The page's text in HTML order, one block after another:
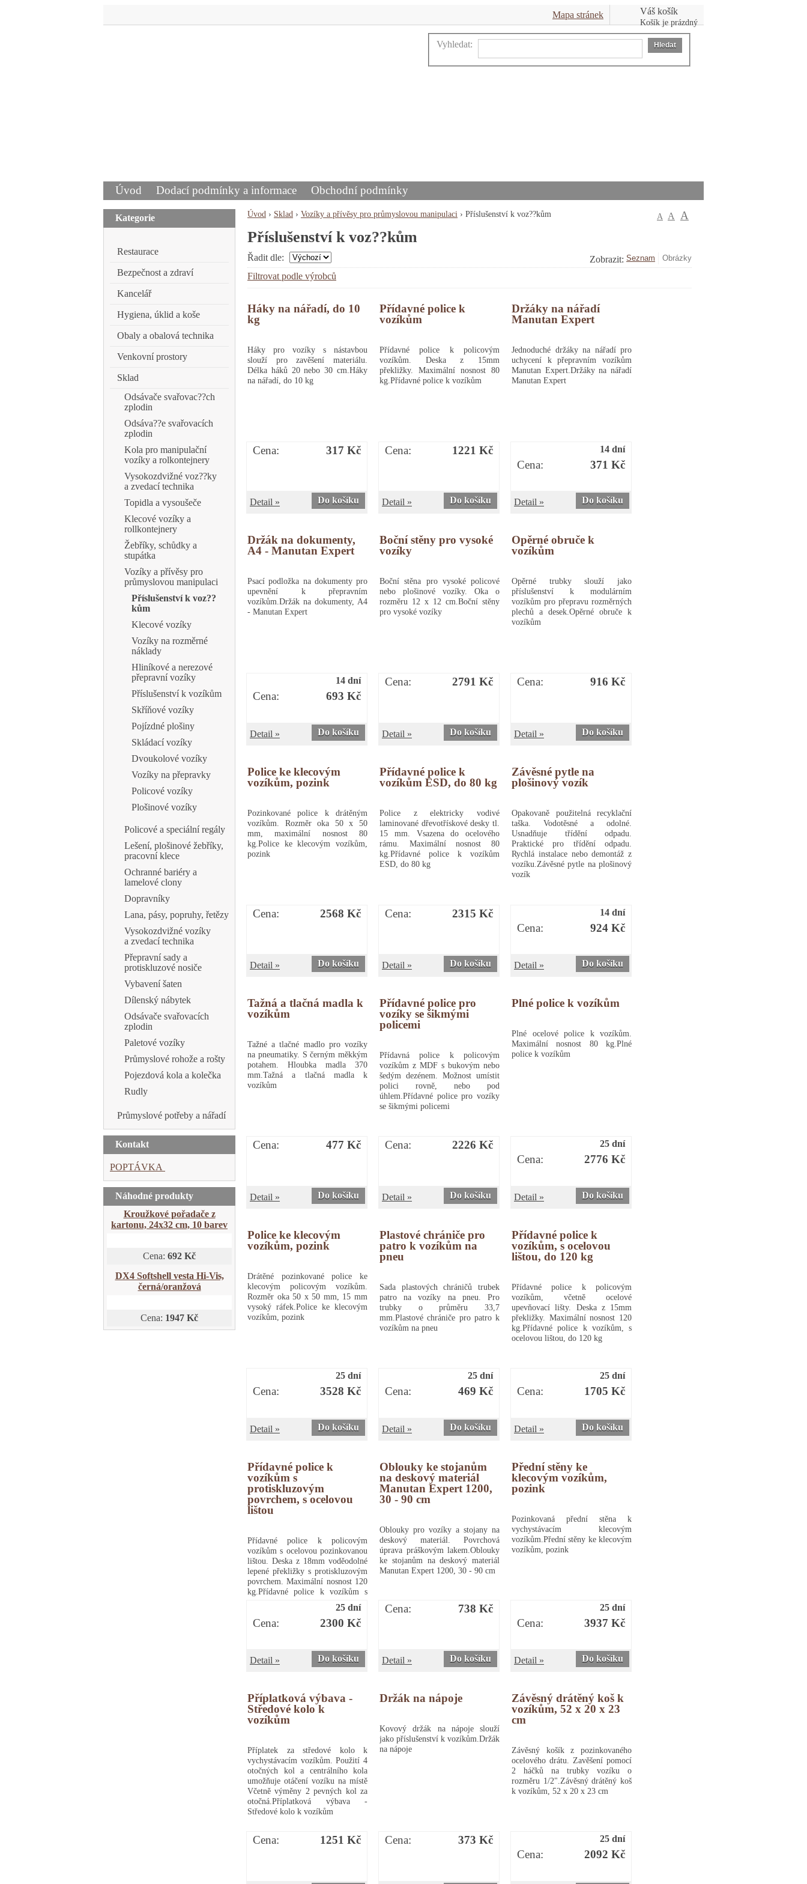
Váš košík
Košík je prázdný
Mapa stránek
Vyhledat: Hledat
Úvod Dodací podmínky a informace Obchodní podmínky
A A A
Úvod › Sklad › Vozíky a přívěsy pro průmyslovou manipulaci › Příslušenství k voz??kům
Příslušenství k voz??kům
Zobrazit:
Řadit dle:
Filtrovat podle výrobců
Háky na nářadí, do 10
kg
Háky pro vozíky s nástavbou
slouží pro zavěšení materiálu.
Délka háků 20 nebo 30 cm.Háky
na nářadí, do 10 kg
317 Kč
Cena:
Do košíku
Detail »
Přídavné police k
vozíkům
Přídavné police k policovým
vozíkům. Deska z 15mm
překližky. Maximální nosnost 80
kg.Přídavné police k vozíkům
1221 Kč
Cena:
Do košíku
Detail »
Držáky na nářadí
Manutan Expert
Jednoduché držáky na nářadí pro
uchycení k přepravním vozíkům
Manutan Expert.Držáky na nářadí
Manutan Expert
14 dní
371 Kč
Cena:
Do košíku
Detail »
Držák na dokumenty,
A4 - Manutan Expert
Psací podložka na dokumenty pro
upevnění k přepravním
vozíkům.Držák na dokumenty, A4
- Manutan Expert
14 dní
693 Kč
Cena:
Do košíku
Detail »
Boční stěny pro vysoké
vozíky
Boční stěna pro vysoké policové
nebo plošinové vozíky. Oka o
rozměru 12 x 12 cm.Boční stěny
pro vysoké vozíky
2791 Kč
Cena:
Do košíku
Detail »
Opěrné obruče k
vozíkům
Opěrné trubky slouží jako
příslušenství k modulárním
vozíkům pro přepravu rozměrných
plechů a desek.Opěrné obruče k
vozíkům
916 Kč
Cena:
Do košíku
Detail »
Police ke klecovým
vozíkům, pozink
Pozinkované police k drátěným
vozíkům. Rozměr oka 50 x 50
mm, maximální nosnost 80
kg.Police ke klecovým vozíkům,
pozink
2568 Kč
Cena:
Do košíku
Detail »
Přídavné police k
vozíkům ESD, do 80 kg
Police z elektricky vodivé
laminované dřevotřískové desky tl.
15 mm. Vsazena do ocelového
rámu. Maximální nosnost 80
kg.Přídavné police k vozíkům
ESD, do 80 kg
2315 Kč
Cena:
Do košíku
Detail »
Závěsné pytle na
plošinový vozík
Opakovaně použitelná recyklační
taška. Vodotěsné a odolné.
Usnadňuje třídění odpadu.
Praktické pro třídění odpadu.
Rychlá instalace nebo demontáž z
vozíku.Závěsné pytle na plošinový
vozík
14 dní
924 Kč
Cena:
Do košíku
Detail »
Tažná a tlačná madla k
vozíkům
Tažné a tlačné madlo pro vozíky
na pneumatiky. S černým měkkým
potahem. Hloubka madla 370
mm.Tažná a tlačná madla k
vozíkům
477 Kč
Cena:
Do košíku
Detail »
Přídavné police pro
vozíky se šikmými
policemi
Přídavná police k policovým
vozíkům z MDF s bukovým nebo
šedým dezénem. Možnost umístit
polici rovně, nebo pod
úhlem.Přídavné police pro vozíky
se šikmými policemi
2226 Kč
Cena:
Do košíku
Detail »
Plné police k vozíkům
Plné ocelové police k vozíkům.
Maximální nosnost 80 kg.Plné
police k vozíkům
25 dní
2776 Kč
Cena:
Do košíku
Detail »
Police ke klecovým
vozíkům, pozink
Drátěné pozinkované police ke
klecovým policovým vozíkům.
Rozměr oka 50 x 50 mm, 15 mm
vysoký ráfek.Police ke klecovým
vozíkům, pozink
25 dní
3528 Kč
Cena:
Do košíku
Detail »
Plastové chrániče pro
patro k vozíkům na
pneu
Sada plastových chráničů trubek
patro na vozíky na pneu. Pro
trubky o průměru 33,7
mm.Plastové chrániče pro patro k
vozíkům na pneu
25 dní
469 Kč
Cena:
Do košíku
Detail »
Přídavné police k
vozíkům, s ocelovou
lištou, do 120 kg
Přídavné police k policovým
vozíkům, včetně ocelové
upevňovací lišty. Deska z 15mm
překližky. Maximální nosnost 120
kg.Přídavné police k vozíkům, s
ocelovou lištou, do 120 kg
25 dní
1705 Kč
Cena:
Do košíku
Detail »
Přídavné police k
vozíkům s
protiskluzovým
povrchem, s ocelovou
lištou
Přídavné police k policovým
vozíkům s ocelovou pozinkovanou
lištou. Deska z 18mm voděodolné
lepené překližky s protiskluzovým
povrchem. Maximální nosnost 120
kg.Přídavné police k vozíkům s
25 dní
2300 Kč
Cena:
Do košíku
Detail »
Oblouky ke stojanům
na deskový materiál
Manutan Expert 1200,
30 - 90 cm
Oblouky pro vozíky a stojany na
deskový materiál. Povrchová
úprava práškovým lakem.Oblouky
ke stojanům na deskový materiál
Manutan Expert 1200, 30 - 90 cm
738 Kč
Cena:
Do košíku
Detail »
Přední stěny ke
klecovým vozíkům,
pozink
Pozinkovaná přední stěna k
vychystávacím klecovým
vozíkům.Přední stěny ke klecovým
vozíkům, pozink
25 dní
3937 Kč
Cena:
Do košíku
Detail »
Příplatková výbava -
Středové kolo k
vozíkům
Příplatek za středové kolo k
vychystávacím vozíkům. Použití 4
otočných kol a centrálního kola
umožňuje otáčení vozíku na místě
Včetně výměny 2 pevných kol za
otočná.Příplatková výbava -
Středové kolo k vozíkům
1251 Kč
Cena:
Držák na nápoje
Kovový držák na nápoje slouží
jako příslušenství k vozíkům.Držák
na nápoje
373 Kč
Cena:
Závěsný drátěný koš k
vozíkům, 52 x 20 x 23
cm
Závěsný košík z pozinkovaného
ocelového drátu. Zavěšení pomocí
2 háčků na trubky vozíku o
rozměru 1/2".Závěsný drátěný koš
k vozíkům, 52 x 20 x 23 cm
25 dní
2092 Kč
Cena:
Kategorie
Restaurace
Bezpečnost a zdraví
Kancelář
Hygiena, úklid a koše
Obaly a obalová technika
Venkovní prostory
Sklad
Odsávače svařovac??ch
zplodin
Odsáva??e svařovacích
zplodin
Kola pro manipulační
vozíky a rolkontejnery
Vysokozdvižné voz??ky
a zvedací technika
Topidla a vysoušeče
Klecové vozíky a
rollkontejnery
Žebříky, schůdky a
stupátka
Vozíky a přívěsy pro
průmyslovou manipulaci
Příslušenství k voz??
kům
Klecové vozíky
Vozíky na rozměrné
náklady
Hliníkové a nerezové
přepravní vozíky
Příslušenství k vozíkům
Skříňové vozíky
Pojízdné plošiny
Skládací vozíky
Dvoukolové vozíky
Vozíky na přepravky
Policové vozíky
Plošinové vozíky
Policové a speciální regály
Lešení, plošinové žebříky,
pracovní klece
Ochranné bariéry a
lamelové clony
Dopravníky
Lana, pásy, popruhy, řetězy
Vysokozdvižné vozíky
a zvedací technika
Přepravní sady a
protiskluzové nosiče
Vybavení šaten
Dílenský nábytek
Odsávače svařovacích
zplodin
Paletové vozíky
Průmyslové rohože a rošty
Pojezdová kola a kolečka
Rudly
Průmyslové potřeby a nářadí
Kontakt
POPTÁVKA
Náhodné produkty
Kroužkové pořadače z
kartonu, 24x32 cm, 10 barev
Cena: 692 Kč
DX4 Softshell vesta Hi-Vis,
černá/oranžová
Cena: 1947 Kč